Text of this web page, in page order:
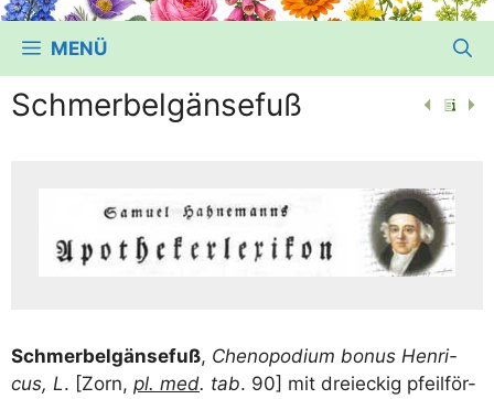
MENÜ
Schmerbelgänsefuß
Schmer­bel­gän­se­fuß, Cheno­po­di­um bonus Hen­ri-
cus, L. [Zorn, pl. med. tab. 90] mit drei­eckig pfeil­för-